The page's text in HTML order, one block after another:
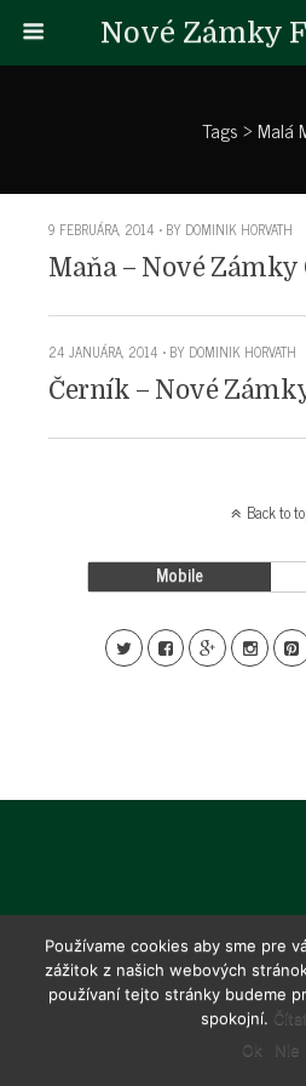
Nové Zámky
Tags › Malá
9 FEBRUÁRA, 2014 • BY DOMINIK HORVATH
Maňa – Nové Zámky
24 JANUÁRA, 2014 • BY DOMINIK HORVATH
Černík – Nové
Back to
Mobile
Používame cookies aby sme pre
zážitok z našich webových
používaní tejto stránky budeme
spokojní.
Ok
Nie